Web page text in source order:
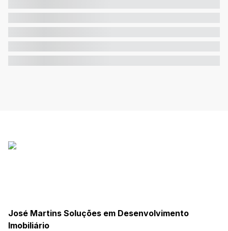
José Martins Soluções em Desenvolvimento
Imobiliário